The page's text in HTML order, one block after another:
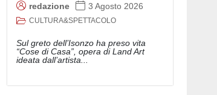
redazione 3 Agosto 2026
CULTURA&SPETTACOLO
Sul greto dell’Isonzo ha preso vita
“Cose di Casa”, opera di Land Art
ideata dall’artista...